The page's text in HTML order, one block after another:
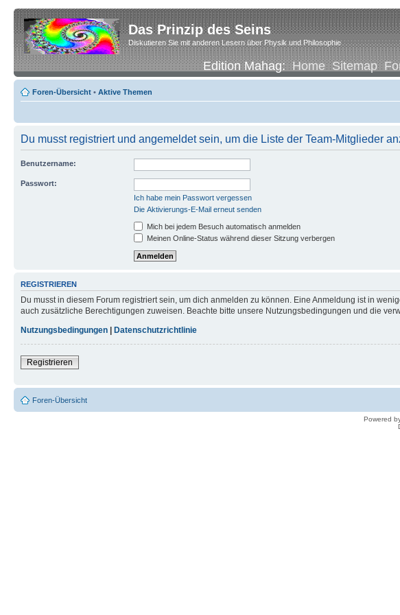
Das Prinzip des Seins
Diskutieren Sie mit anderen Lesern über Physik und Philosophie
Edition Mahag:Home Sitemap
Foren-Übersicht • Aktive Themen
Du musst registriert und angemeldet sein, um die Liste der Team-Mitglieder
Benutzername:
Passwort:
Ich habe mein Passwort vergessen
Die Aktivierungs-E-Mail erneut senden
Mich bei jedem Besuch automatisch anmelden
Meinen Online-Status während dieser Sitzung verbergen
REGISTRIEREN
Du musst in diesem Forum registriert sein, um dich anmelden zu können. Eine Anmeldung ist in
auch zusätzliche Berechtigungen zuweisen. Beachte bitte unsere Nutzungsbedingungen und die
Nutzungsbedingungen
Datenschutzrichtlinie
Registrieren
Foren-Übersicht
Powered